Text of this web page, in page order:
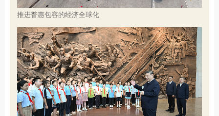
推进普惠包容的经济全球化